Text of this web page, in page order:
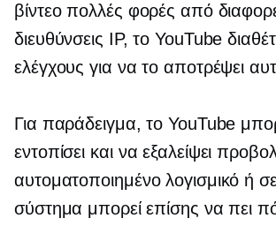
βίντεο πολλές φορές από
διευθύνσεις IP, το YouTube
ελέγχους για να το αποτρέψει
Για παράδειγμα, το YouTube
εντοπίσει και να εξαλείψει
αυτοματοποιημένο λογισμικό ή
σύστημα μπορεί επίσης να πει